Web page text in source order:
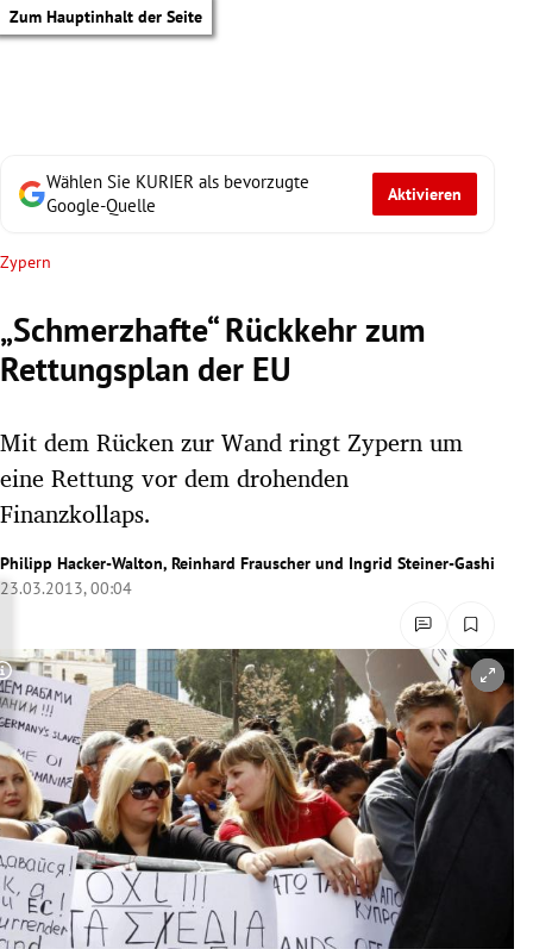
Zum Hauptinhalt der Seite
Untermenü
Untermenü
Untermenü
Untermenü
Untermenü
Untermenü
Untermenü
Wählen Sie KURIER als bevorzugte
Google-Quelle
Aktivieren
Zypern
„Schmerzhafte“ Rückkehr zum
Rettungsplan der EU
Mit dem Rücken zur Wand ringt Zypern um
eine Rettung vor dem drohenden
Finanzkollaps.
Philipp Hacker-Walton, Reinhard Frauscher und Ingrid Steiner-Gashi
23.03.2013, 00:04
Copyright-Hinweis öffnen/schließen